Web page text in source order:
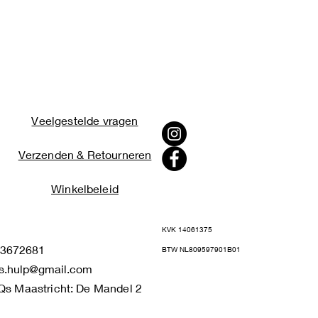
KVK 14061375
BTW NL809597901B01
Veelgestelde vragen
Verzenden & Retourneren
Winkelbeleid
Maastricht: De Mandel 2